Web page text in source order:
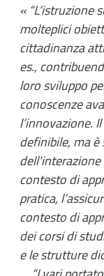
“L’istruzione
molteplici
cittadinanza
es.,
loro sviluppo
conoscenze
l’innovazione.
definibile, ma
contesto di
pratica,
contesto di
dei corsi di
e le strutture